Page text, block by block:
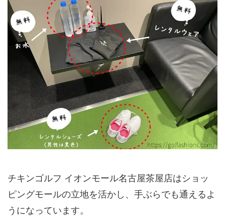
チキンゴルフ イオンモール名古屋茶屋店はショッ
ピングモールの立地を活かし、手ぶらでも通えるよ
うになっています。